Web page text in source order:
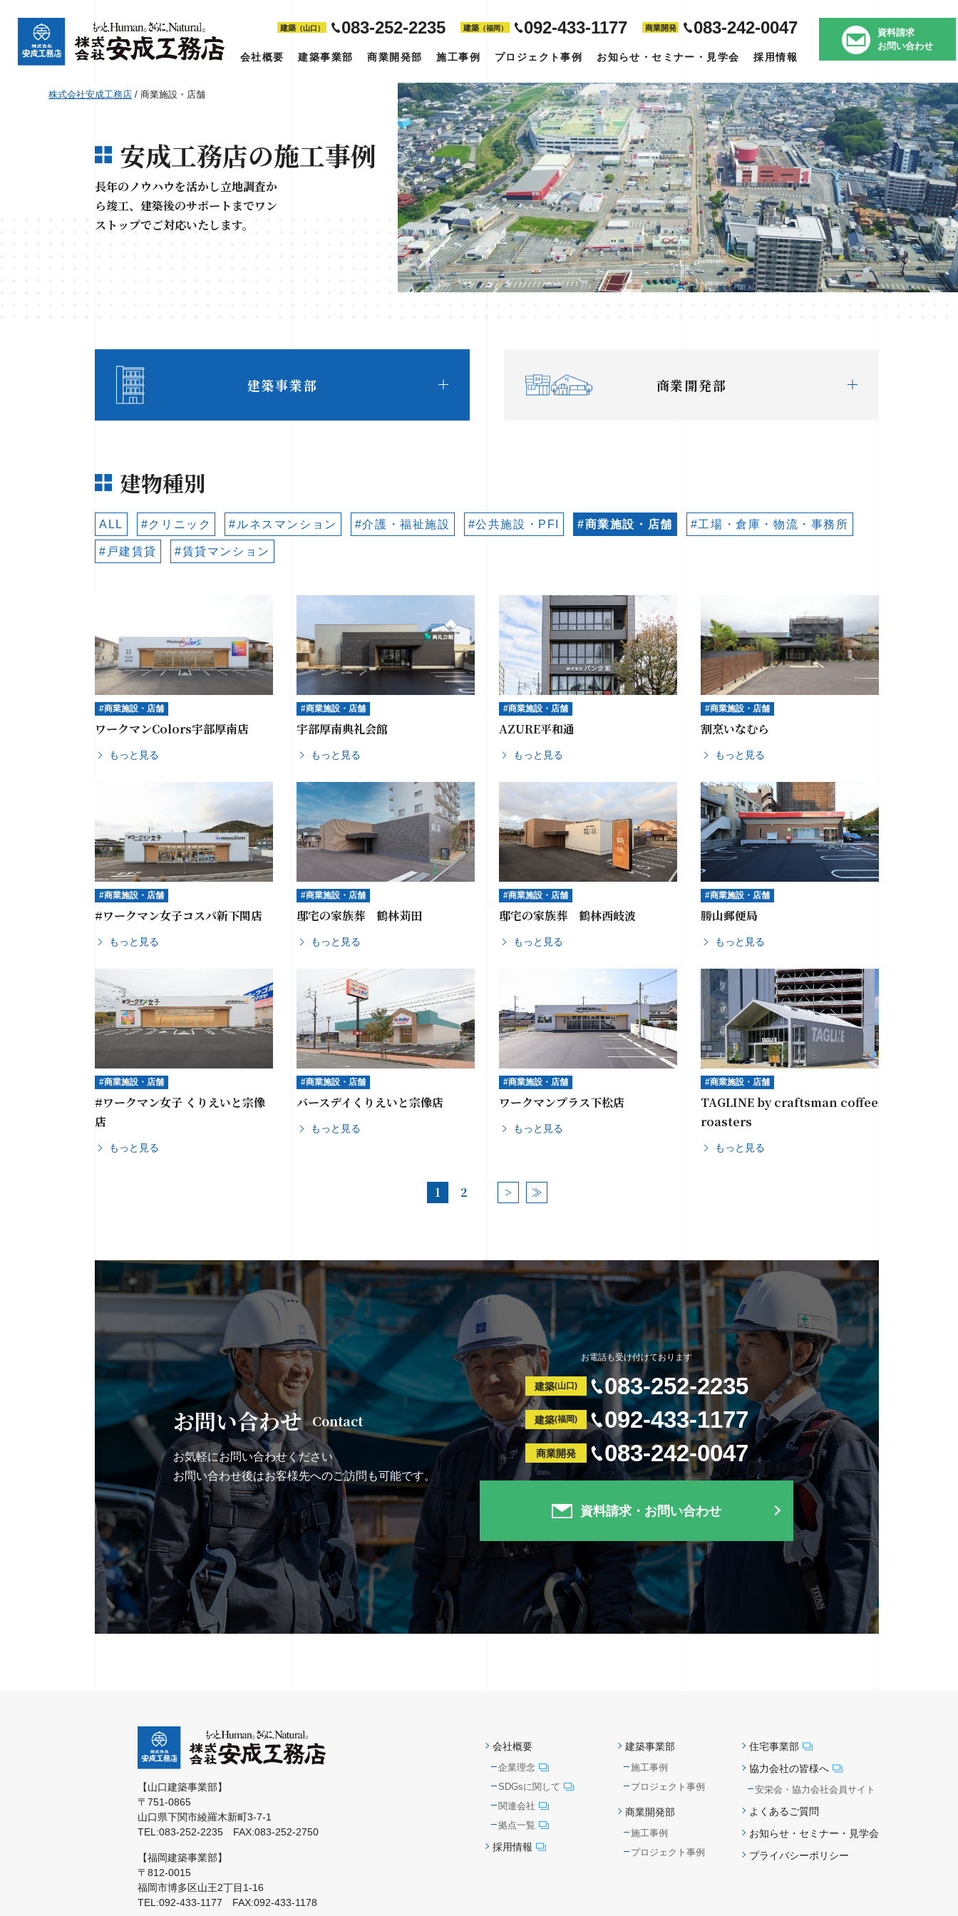
建築 （山口） 083-252-2235 建築（福岡） 092-433-1177 商業開発 083-242-0047
会社概要 建築事業部 商業開発部 施工事例 プロジェクト事例 お知らせ・セミナー・見学会 採用情報
資料請求
お問い合わせ
株式会社安成工務店 /商業施設・店舗
安成工務店の施工事例
長年のノウハウを活かし立地調査か
ら竣工、建築後のサポートまでワン
ストップでご対応いたします。
建築事業部 商業開発部
建物種別
ALL #クリニック #ルネスマンション #介護・福祉施設 #公共施設・PFI #商業施設・店舗 #工場・倉庫・物流・事務所
#戸建賃貸 #賃貸マンション
#商業施設・店舗
ワークマンColors宇部厚南店
もっと見る
#商業施設・店舗
宇部厚南典礼会館
もっと見る
#商業施設・店舗
AZURE平和通
もっと見る
#商業施設・店舗
割烹いなむら
もっと見る
#商業施設・店舗
#ワークマン女子コスパ新下関店
もっと見る
#商業施設・店舗
邸宅の家族葬 鶴林苅田
もっと見る
#商業施設・店舗
邸宅の家族葬 鶴林西岐波
もっと見る
#商業施設・店舗
勝山郵便局
もっと見る
#商業施設・店舗
#ワークマン女子 くりえいと宗像
店
もっと見る
#商業施設・店舗
バースデイくりえいと宗像店
もっと見る
#商業施設・店舗
ワークマンプラス下松店
もっと見る
#商業施設・店舗
TAGLINE by craftsman coffee
roasters
もっと見る
1 2 > ≫
お問い合わせ Contact
お気軽にお問い合わせください
お問い合わせ後はお客様先へのご訪問も可能です。
お電話も受け付けております
建築(山口) 083-252-2235
建築(福岡) 092-433-1177
商業開発 083-242-0047
資料請求・お問い合わせ
【山口建築事業部】
〒751-0865
山口県下関市綾羅木新町3-7-1
TEL:083-252-2235 FAX:083-252-2750
【福岡建築事業部】
〒812-0015
福岡市博多区山王2丁目1-16
TEL:092-433-1177 FAX:092-433-1178
会社概要
企業理念
SDGsに関して
関連会社
拠点一覧
採用情報
建築事業部
施工事例
プロジェクト事例
商業開発部
施工事例
プロジェクト事例
住宅事業部
協力会社の皆様へ
安栄会・協力会社会員サイト
よくあるご質問
お知らせ・セミナー・見学会
プライバシーポリシー